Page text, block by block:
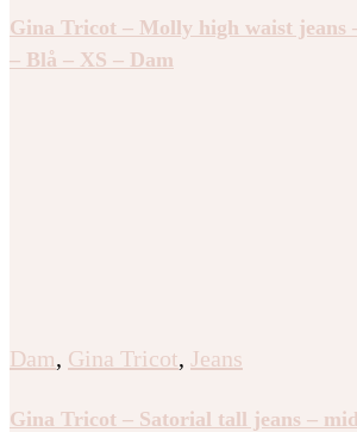
Gina Tricot – Molly high waist jeans
– Blå – XS – Dam
Dam, Gina Tricot, Jeans
Gina Tricot – Satorial tall jeans –